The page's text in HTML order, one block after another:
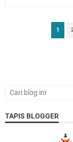
1
TAPIS BLOGGER